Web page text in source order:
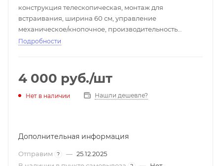
конструкция телескопическая, монтаж для
встраивания, ширина 60 см, управление
механическое/кнопочное, производительность
мотора 527 м3/ч, цвет нержавеющая сталь
Подробности
4 000 руб./шт
Нет в наличии Нашли дешевле?
Дополнительная информация
Отправим ? — 25.12.2025